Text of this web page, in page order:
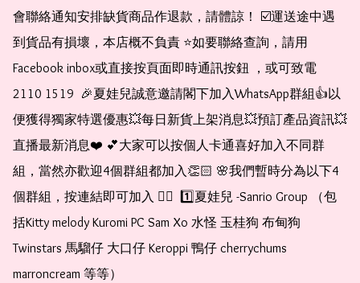
會聯絡通知安排缺貨商品作退款，請體諒！ ☑️運送途中遇
到貨品有損壞，本店概不負責 ⭐️如要聯絡查詢，請用
Facebook inbox或直接按頁面即時通訊按鈕 ，或可致電
2110 1519  🎉夏娃兒誠意邀請閣下加入WhatsApp群組👍以
便獲得獨家特選優惠💥每日新貨上架消息💥預訂產品資訊💥
直播最新消息❤️ 💕大家可以按個人卡通喜好加入不同群
組，當然亦歡迎4個群組都加入👏🏻 🌸我們暫時分為以下4
個群組，按連結即可加入 👇🏻  1️⃣夏娃兒 -Sanrio Group （包
括Kitty melody Kuromi PC Sam Xo 水怪 玉桂狗 布甸狗
Twinstars 馬騮仔 大口仔 Keroppi 鴨仔 cherrychums
marroncream 等等）